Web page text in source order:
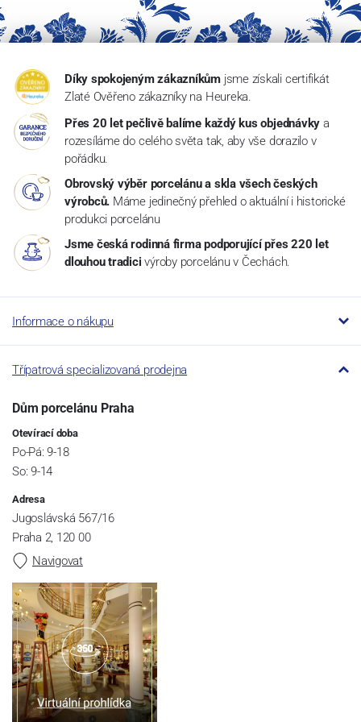
Díky spokojeným zákazníkům jsme získali certifikát
Zlaté Ověřeno zákazníky na Heureka.
Přes 20 let pečlivě balíme každý kus objednávky a
rozesíláme do celého světa tak, aby vše dorazilo v
pořádku.
Obrovský výběr porcelánu a skla všech českých
výrobců. Máme jedinečný přehled o aktuální i historické
produkci porcelánu
Jsme česká rodinná firma podporující přes 220 let
dlouhou tradici výroby porcelánu v Čechách.
Informace o nákupu
Třípatrová specializovaná prodejna
Dům porcelánu Praha
Otevírací doba
Po-Pá: 9-18
So: 9-14
Adresa
Jugoslávská 567/16
Praha 2, 120 00
Navigovat